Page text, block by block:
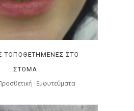
ΤΟΠΟΘΕΤΗΜΕΝΕΣ ΣΤΟ
ΣΤΟΜΑ
· Εμφυτεύματα